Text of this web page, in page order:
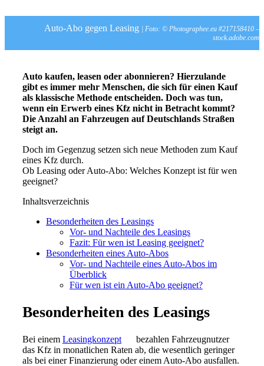
Auto-Abo gegen Leasing
| Foto: © Photographee.eu #217158410 –
stock.adobe.com
Auto kaufen, leasen oder abonnieren? Hierzulande
gibt es immer mehr Menschen, die sich für einen Kauf
als klassische Methode entscheiden. Doch was tun,
wenn ein Erwerb eines Kfz nicht in Betracht kommt?
Die Anzahl an Fahrzeugen auf Deutschlands Straßen
steigt an.
Doch im Gegenzug setzen sich neue Methoden zum Kauf
eines Kfz durch.
Ob Leasing oder Auto-Abo: Welches Konzept ist für wen
geeignet?
Inhaltsverzeichnis
Besonderheiten des Leasings
Vor- und Nachteile des Leasings
Fazit: Für wen ist Leasing geeignet?
Besonderheiten eines Auto-Abos
Vor- und Nachteile eines Auto-Abos im
Überblick
Für wen ist ein Auto-Abo geeignet?
Besonderheiten des Leasings
Bei einem Leasingkonzept
bezahlen Fahrzeugnutzer
das Kfz in monatlichen Raten ab, die wesentlich geringer
als bei einer Finanzierung oder einem Auto-Abo ausfallen.